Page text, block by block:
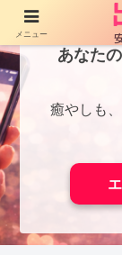
あなた
癒やしも
メニュー